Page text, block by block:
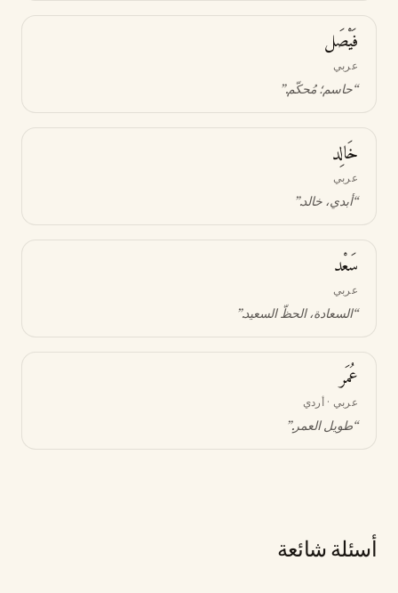
فَيْصَل
عربي
“حاسم؛ مُحكّم.”
خَالِد
عربي
“أبدي، خالد.”
سَعْد
عربي
“السعادة، الحظّ السعيد.”
عُمَر
عربي · أردي
“طويل العمر.”
أسئلة شائعة